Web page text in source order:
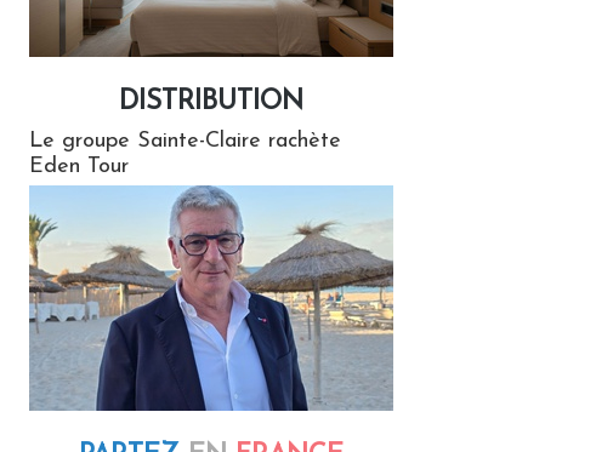
DISTRIBUTION
Le groupe Sainte-Claire rachète
Eden Tour